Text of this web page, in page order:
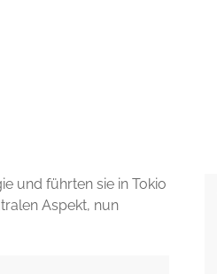
und führten sie in Tokio
Aspekt, nun